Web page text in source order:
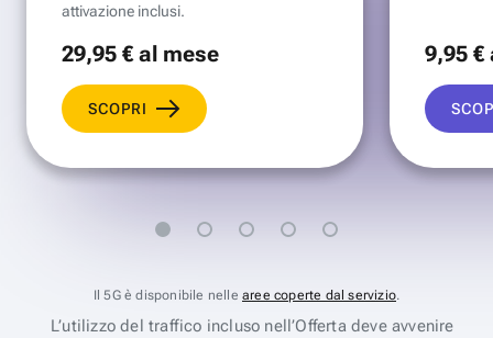
attivazione inclusi.
29,95 €al mese
SCOPRI
9,95 €
Il 5G è disponibile nelle aree coperte dal servizio.
L’utilizzo del traffico incluso nell’Offerta deve avvenire